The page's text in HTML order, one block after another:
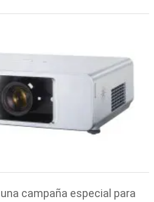
campaña especial para